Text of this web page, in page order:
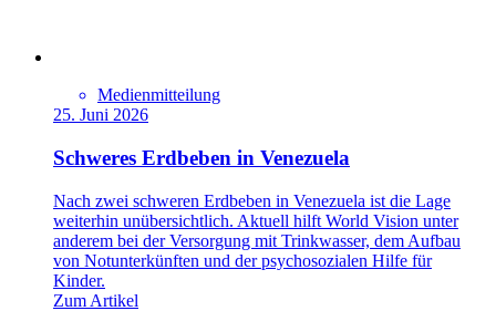
Medienmitteilung
25. Juni 2026
Schweres Erdbeben in Venezuela
Nach zwei schweren Erdbeben in Venezuela ist die Lage
weiterhin unübersichtlich. Aktuell hilft World Vision unter
anderem bei der Versorgung mit Trinkwasser, dem Aufbau
von Notunterkünften und der psychosozialen Hilfe für
Kinder.
Zum Artikel